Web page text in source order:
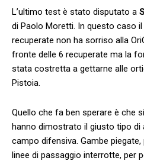
L’ultimo test è stato disputato a
di Paolo Moretti. In questo caso
recuperate non ha sorriso alla
fronte delle 6 recuperate ma la
stata costretta a gettarne alle
Pistoia.
Quello che fa ben sperare è che
hanno dimostrato il giusto tipo di
campo difensiva. Gambe
linee di passaggio interrotte, per